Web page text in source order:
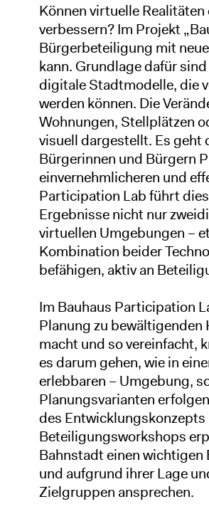
Können virtuelle
verbessern? Im Projekt
Bürgerbeteiligung mit
kann. Grundlage dafür
digitale Stadtmodelle, die
werden können. Die
Wohnungen, Stellplätzen
visuell dargestellt. Es geht
Bürgerinnen und Bürgern
einvernehmlicheren und
Participation Lab führt
Ergebnisse nicht nur
virtuellen Umgebungen –
Kombination beider
befähigen, aktiv an
Im Bauhaus Participation
Planung zu
macht und so vereinfacht,
es darum gehen, wie in
erlebbaren – Umgebung,
Planungsvarianten
des Entwicklungskonzepts
Beteiligungsworkshops
Bahnstadt einen
und aufgrund ihrer Lage
Zielgruppen ansprechen.